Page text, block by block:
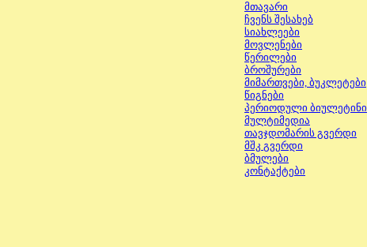
მთავარი
ჩვენს შესახებ
სიახლეები
მოვლენები
წერილები
ბროშურები
მიმართვები, ბუკლეტები
წიგნები
პერიოდული ბიულეტინი
მულტიმედია
თავჯდომარის გვერდი
მშკ გვერდი
ბმულები
კონტაქტები